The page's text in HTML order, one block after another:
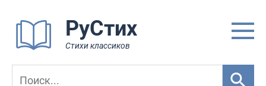
контенту
РуСтих
Стихи классиков